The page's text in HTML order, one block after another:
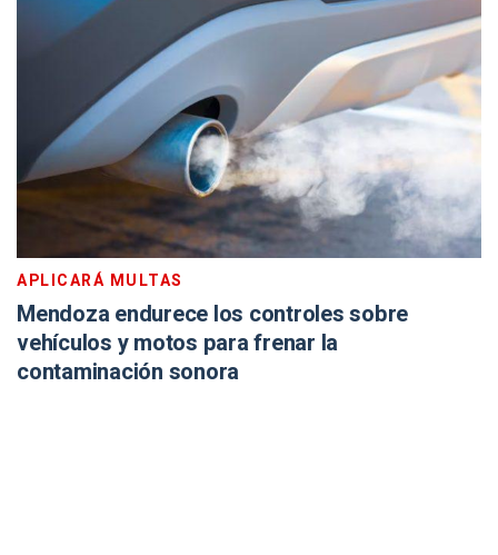
APLICARÁ MULTAS
Mendoza endurece los controles sobre
vehículos y motos para frenar la
contaminación sonora